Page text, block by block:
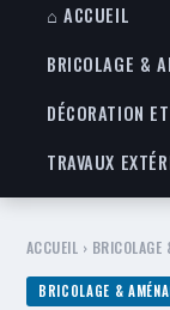
⌂ ACCUEIL
BRICOLAGE &
DÉCORATION
TRAVAUX
ACCUEIL › BRICOLAGE
BRICOLAGE &